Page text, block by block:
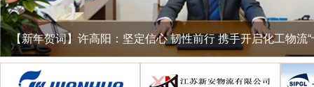
【新年贺词】许高阳：坚定信心 韧性前行 携手开启化工物流1